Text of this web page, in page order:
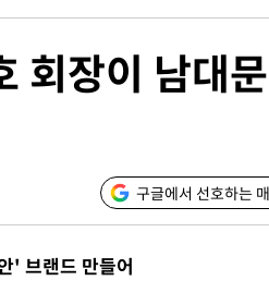
파
"
회장이 남대
구글에서 선호하는
' 브랜드 만들어